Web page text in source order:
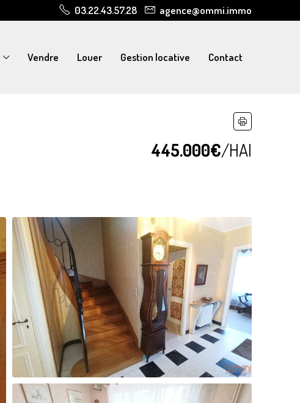
03.22.43.57.28 agence@ommi.immo
Vendre Louer Gestion locative Contact
445.000€/HAI